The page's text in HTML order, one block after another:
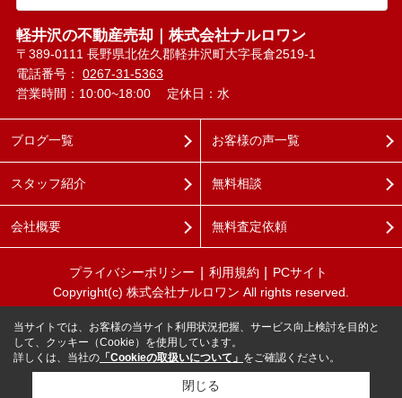
軽井沢の不動産売却｜株式会社ナルロワン
〒389-0111 長野県北佐久郡軽井沢町大字長倉2519-1
電話番号： 0267-31-5363
営業時間：10:00~18:00
定休日：水
ブログ一覧
スタッフ紹介
会社概要
お客様の声一覧
無料相談
無料査定依頼
プライバシーポリシー 利用規約
PCサイト
Copyright(c) 株式会社ナルロワン All rights reserved.
当サイトでは、お客様の当サイト利用状況把握、サービス向上検討を目的と
して、クッキー（Cookie）を使用しています。
詳しくは、当社の 「Cookieの取扱いについて」 をご確認ください。
閉じる